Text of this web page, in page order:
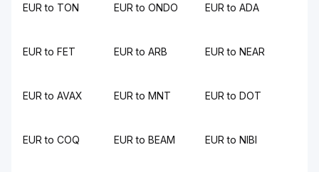
EUR to TON EUR to ONDO EUR to ADA
EUR to FET EUR to ARB EUR to NEAR
EUR to AVAX EUR to MNT EUR to DOT
EUR to COQ EUR to BEAM EUR to NIBI